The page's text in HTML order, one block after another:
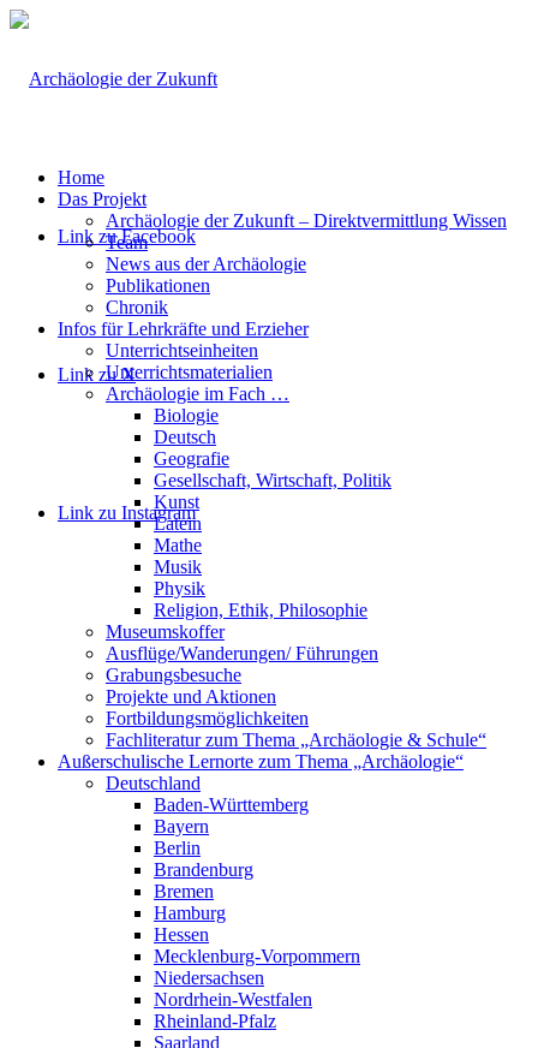
Link zu Facebook
Link zu X
Link zu Instagram
Home
Das Projekt
Archäologie der Zukunft – Direktvermittlung Wissen
Team
News aus der Archäologie
Publikationen
Chronik
Infos für Lehrkräfte und Erzieher
Unterrichtseinheiten
Unterrichtsmaterialien
Archäologie im Fach …
Biologie
Deutsch
Geografie
Gesellschaft, Wirtschaft, Politik
Kunst
Latein
Mathe
Musik
Physik
Religion, Ethik, Philosophie
Museumskoffer
Ausflüge/Wanderungen/ Führungen
Grabungsbesuche
Projekte und Aktionen
Fortbildungsmöglichkeiten
Fachliteratur zum Thema „Archäologie & Schule“
Außerschulische Lernorte zum Thema „Archäologie“
Deutschland
Baden-Württemberg
Bayern
Berlin
Brandenburg
Bremen
Hamburg
Hessen
Mecklenburg-Vorpommern
Niedersachsen
Nordrhein-Westfalen
Rheinland-Pfalz
Saarland